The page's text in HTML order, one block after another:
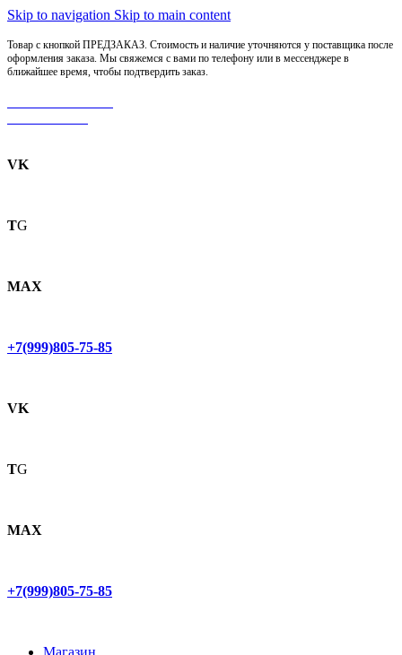
Skip to navigation Skip to main content
Товар с кнопкой ПРЕДЗАКАЗ. Стоимость и наличие уточняются у поставщика после
оформления заказа. Мы свяжемся с вами по телефону или в мессенджере в
ближайшее время, чтобы подтвердить заказ.
VK
TG
MAX
+7(999)805-75-85
VK
TG
MAX
+7(999)805-75-85
Магазин